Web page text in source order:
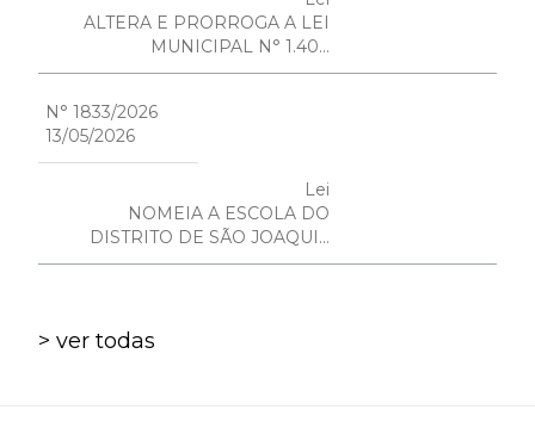
ALTERA E PRORROGA A LEI
MUNICIPAL N° 1.40...
N° 1833/2026
13/05/2026
Lei
NOMEIA A ESCOLA DO
DISTRITO DE SÃO JOAQUI...
> ver todas